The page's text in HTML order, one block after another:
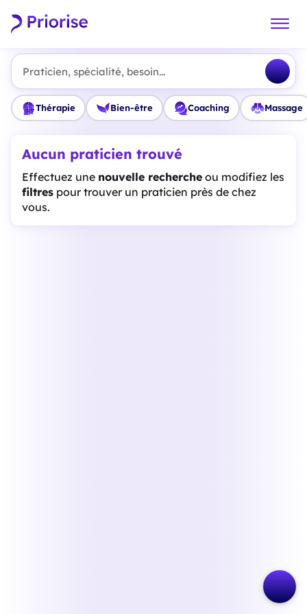
Praticien, spécialité, besoin...
Thérapie Bien-être Coaching Massage
Aucun praticien trouvé
Effectuez une nouvelle recherche ou modifiez les
filtres pour trouver un praticien près de chez
vous.